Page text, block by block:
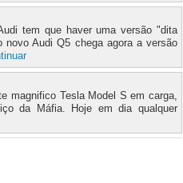
tem que haver uma versão "dita
Audi Q5 chega agora a versão
magnifico Tesla Model S em carga,
da Máfia. Hoje em dia qualquer